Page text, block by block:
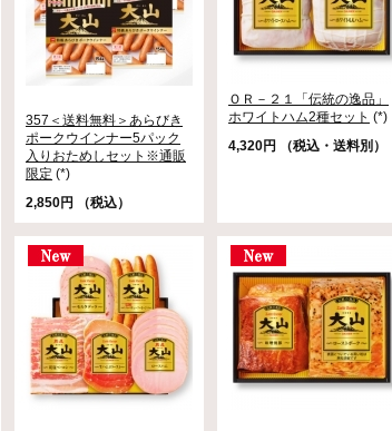
357＜送料無料＞あらびき
ポークウインナー5パック
入りおためしセット※通販
限定 (*)
2,850円 （税込）
ＯＲ－２１「伝統の逸品」
ホワイトハム2種セット (*)
4,320円 （税込・送料別）